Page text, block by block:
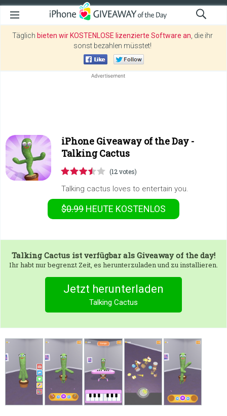
Täglich bieten wir KOSTENLOSE lizenzierte Software an , die ihr
sonst bezahlen müsstet!
iPhone Giveaway of the Day -
Talking Cactus
(12 votes)
Talking cactus loves to entertain you.
$0.99 HEUTE KOSTENLOS
Talking Cactus ist verfügbar als Giveaway of the day!
Ihr habt nur begrenzt Zeit, es herunterzuladen und zu installieren.
Jetzt herunterladen
Talking Cactus